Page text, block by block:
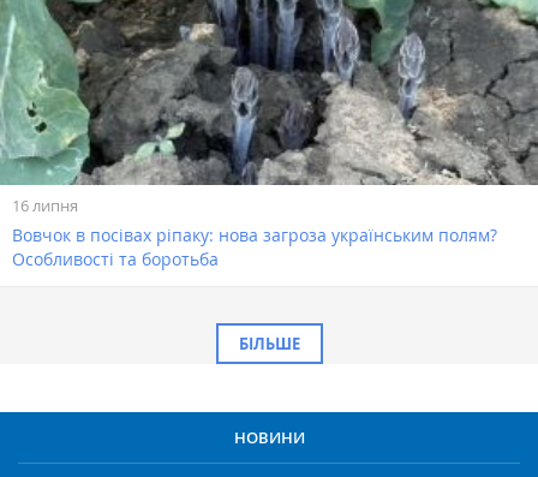
16 липня
Вовчок в посівах ріпаку: нова загроза українським полям?
Особливості та боротьба
БІЛЬШЕ
НОВИНИ